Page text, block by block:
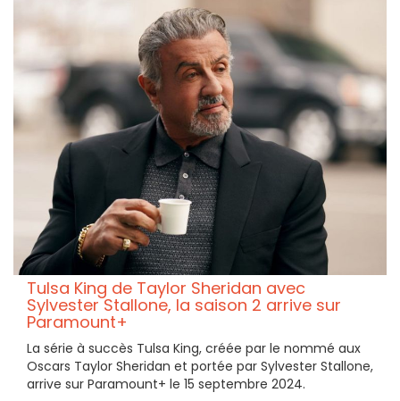
Tulsa King de Taylor Sheridan avec
Sylvester Stallone, la saison 2 arrive sur
Paramount+
La série à succès Tulsa King, créée par le nommé aux
Oscars Taylor Sheridan et portée par Sylvester Stallone,
arrive sur Paramount+ le 15 septembre 2024.